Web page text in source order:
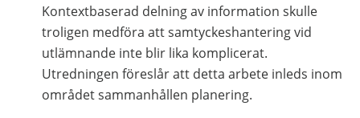
Kontextbaserad delning av information skulle
troligen medföra att samtyckeshantering vid
utlämnande inte blir lika komplicerat.
Utredningen föreslår att detta arbete inleds inom
området sammanhållen planering.